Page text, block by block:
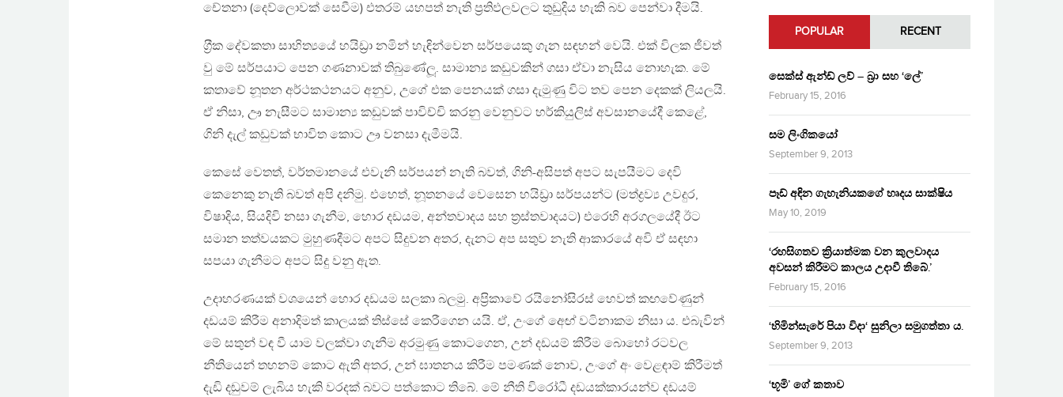
චේතනා (දෙව්ලොවක් සෙවීම) එතරම් යහපත් නැති ප‍්‍රතිඵලවලට තුඩුදිය හැකි බව පෙන්වා දීමයි.
ග‍්‍රීක දේවකතා සාහිත්‍යයේ හයිඩ‍්‍රා නමින් හැඳින්වෙන සර්පයෙකු ගැන සඳහන් වෙයි. එක් විලක ජීවත්
වු මේ සර්පයාට පෙන ගණනාවක් තිබුණේලූ. සාමාන්‍ය කඩුවකින් ගසා ඒවා නැසිය නොහැක. මේ
කතාවේ නූතන අර්ථකථනයට අනුව, උගේ එක පෙනයක් ගසා දැමුණු විට තව පෙන දෙකක් ලියලයි.
ඒ නිසා, ඌ නැසීමට සාමාන්‍ය කඩුවක් පාවිච්චි කරනු වෙනුවට හර්කියුලිස් අවසානයේදී කෙළේ,
ගිනි දැල් කඩුවක් භාවිත කොට ඌ වනසා දැමීමයි.
කෙසේ වෙතත්, වර්තමානයේ එවැනි සර්පයන් නැති බවත්, ගිනි-අසිපත් අපට සැපයීමට දෙවි
කෙනෙකු නැති බවත් අපි දනිමු. එහෙත්, නූතනයේ වෙසෙන හයිඩ‍්‍රා සර්පයන්ට (මත්ද්‍රව්‍ය උවදුර,
විෂාදිය, සියදිවි නසා ගැනීම, හොර දඩයම, අන්තවාදය සහ ත‍්‍රස්තවාදයට) එරෙහි අරගලයේදී ඊට
සමාන තත්වයකට මුහුණදීමට අපට සිදුවන අතර, දැනට අප සතුව නැති ආකාරයේ අවි ඒ සඳහා
සපයා ගැනීමට අපට සිදු වනු ඇත.
උදාහරණයක් වශයෙන් හොර දඩයම සලකා බලමු. අප‍්‍රිකාවේ රයිනෝසිරස් හෙවත් කඟවේණුන්
දඩයම් කිරීම අනාදිමත් කාලයක් තිස්සේ කෙරීගෙන යයි. ඒ, උංගේ අෙඟ් වටිනාකම නිසා ය. එබැවින්
මේ සතුන් වඳ වී යාම වලක්වා ගැනීම අරමුණු කොටගෙන, උන් දඩයම් කිරීම බොහෝ රටවල
නීතියෙන් තහනම් කොට ඇති අතර, උන් ඝාතනය කිරීම පමණක් නොව, උංගේ අං වෙළඳාම් කිරීමත්
දැඩි දඬුවම් ලැබිය හැකි වරදක් බවට පත්කොට තිබේ. මේ නීති විරෝධී දඩයක්කාරයන්ව දඩයම්
POPULAR RECENT
සෙක්ස් ඇන්ඩ් ලව් – බ්‍රා සහ ‘ලේ’
February 15, 2016
සම ලිංගිකයෝ
September 9, 2013
පෑඩ් අඳින ගැහැනියකගේ හෘදය සාක්ෂිය
May 10, 2019
‘රහසිගතව ක්‍රියාත්මක වන කුලවාදය
අවසන් කිරීමට කාලය උදාවී තිබේ.’
February 15, 2016
‘හිමින්සැරේ පියා විදා‘ සුනිලා සමුගත්තා ය.
September 9, 2013
‘භූමි’ ගේ කතාව